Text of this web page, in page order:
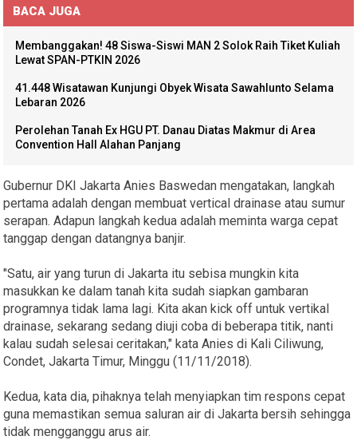
BACA JUGA
Membanggakan! 48 Siswa-Siswi MAN 2 Solok Raih Tiket Kuliah
Lewat SPAN-PTKIN 2026
41.448 Wisatawan Kunjungi Obyek Wisata Sawahlunto Selama
Lebaran 2026
Perolehan Tanah Ex HGU PT. Danau Diatas Makmur di Area
Convention Hall Alahan Panjang
Gubernur DKI Jakarta Anies Baswedan mengatakan, langkah
pertama adalah dengan membuat vertical drainase atau sumur
serapan. Adapun langkah kedua adalah meminta warga cepat
tanggap dengan datangnya banjir.
"Satu, air yang turun di Jakarta itu sebisa mungkin kita
masukkan ke dalam tanah kita sudah siapkan gambaran
programnya tidak lama lagi. Kita akan kick off untuk vertikal
drainase, sekarang sedang diuji coba di beberapa titik, nanti
kalau sudah selesai ceritakan," kata Anies di Kali Ciliwung,
Condet, Jakarta Timur, Minggu (11/11/2018).
Kedua, kata dia, pihaknya telah menyiapkan tim respons cepat
guna memastikan semua saluran air di Jakarta bersih sehingga
tidak mengganggu arus air.